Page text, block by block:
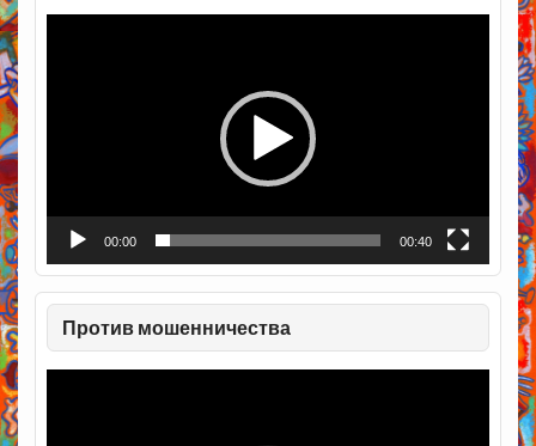
00:00 00:40
Против мошенничества
Видеоплеер